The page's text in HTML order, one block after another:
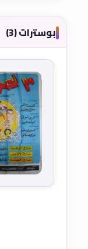
بوسترات (3)